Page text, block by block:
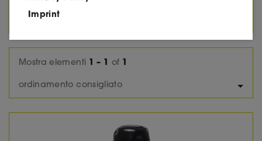
2022
Mostra elementi 1 – 1 of 1
ordinamento consigliato
Imprint